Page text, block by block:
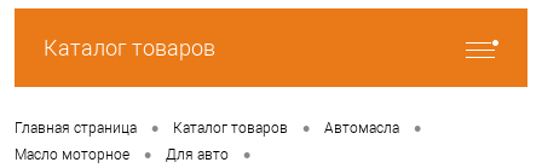
Каталог товаров
Главная страница • Каталог товаров • Автомасла •
Масло моторное • Для авто •